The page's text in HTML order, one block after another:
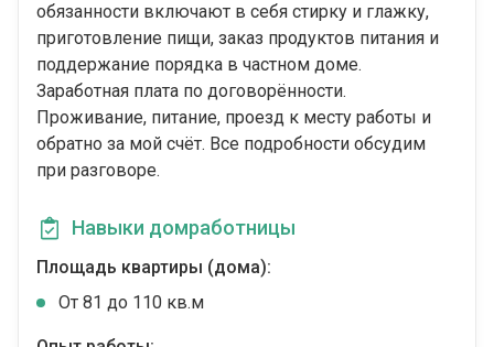
обязанности включают в себя стирку и глажку,
приготовление пищи, заказ продуктов питания и
поддержание порядка в частном доме.
Заработная плата по договорённости.
Проживание, питание, проезд к месту работы и
обратно за мой счёт. Все подробности обсудим
при разговоре.
Навыки домработницы
Площадь квартиры (дома):
От 81 до 110 кв.м